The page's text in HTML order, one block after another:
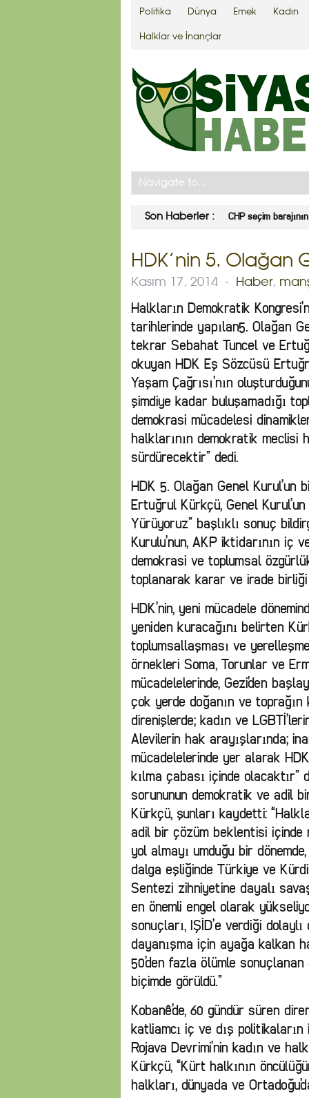
Politika Dünya Emek Kadın
Halklar ve İnançlar
Son Haberler : CHP seçim
HDK’nin 5. Olağan
Kasım 17, 2014 - Haber,
Halkların Demokratik
tarihlerinde yapılan5. Olağan
tekrar Sebahat Tuncel ve
okuyan HDK Eş Sözcüsü
Yaşam Çağrısı’nın
şimdiye kadar buluşamadığı
demokrasi mücadelesi
halklarının demokratik meclisi
sürdürecektir” dedi.
HDK 5. Olağan Genel Kurul’un
Ertuğrul Kürkçü, Genel
Yürüyoruz” başlıklı sonuç
Kurulu’nun, AKP iktidarının iç
demokrasi ve toplumsal
toplanarak karar ve irade birliği
HDK’nin, yeni mücadele
yeniden kuracağını belirten
toplumsallaşması ve
örnekleri Soma, Torunlar ve
mücadelelerinde, Gezi’den
çok yerde doğanın ve
direnişlerde; kadın ve
Alevilerin hak arayışlarında;
mücadelelerinde yer alarak
kılma çabası içinde
sorununun demokratik ve adil
Kürkçü, şunları kaydetti:
adil bir çözüm beklentisi içinde
yol almayı umduğu bir
dalga eşliğinde Türkiye ve
Sentezi zihniyetine dayalı
en önemli engel olarak
sonuçları, IŞİD’e verdiği
dayanışma için ayağa kalkan
50’den fazla ölümle
biçimde görüldü.”
Kobanê’de, 60 gündür süren
katliamcı iç ve dış politikaların
Rojava Devrimi’nin kadın ve
Kürkçü, “Kürt halkının
halkları, dünyada ve